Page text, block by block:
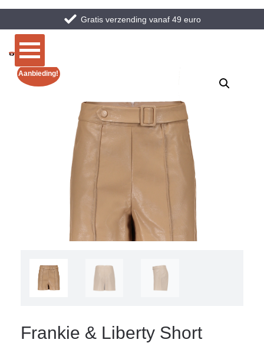
Gratis verzending vanaf 49 euro
Aanbieding!
Frankie & Liberty Short